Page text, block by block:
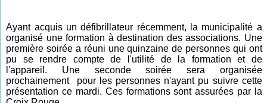
Ayant acquis un défibrillateur récemment, la municipalité a
organisé une formation à destination des associations. Une
première soirée a réuni une quinzaine de personnes qui ont
pu se rendre compte de l'utilité de la formation et de
l'appareil. Une seconde soirée sera organisée
prochainement pour les personnes n'ayant pu suivre cette
présentation ce mardi. Ces formations sont assurées par la